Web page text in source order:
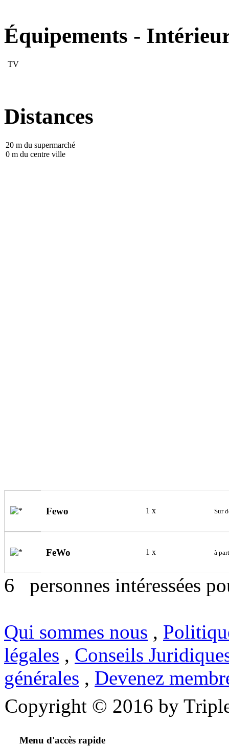
Équipements -
TV
Distances
20 m du supermarché
0 m du centre ville
Fewo 1 x Sur
FeWo 1 x à
6 personnes intéressées
Qui sommes nous ,
légales , Conseils
générales , Devenez
Copyright © 2016 by
Menu d'accès rapide